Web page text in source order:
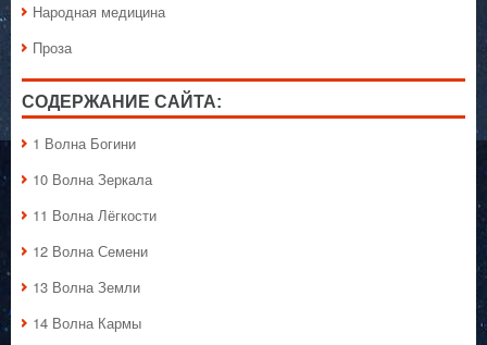
Народная медицина
Проза
СОДЕРЖАНИЕ САЙТА:
1 Волна Богини
10 Волна Зеркала
11 Волна Лёгкости
12 Волна Семени
13 Волна Земли
14 Волна Кармы